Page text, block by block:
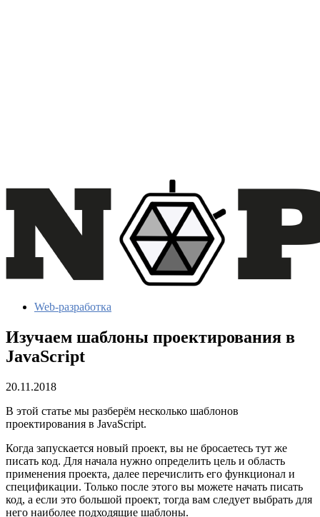
Web-разработка
Изучаем шаблоны проектирования в
JavaScript
20.11.2018
В этой статье мы разберём несколько шаблонов
проектирования в JavaScript.
Когда запускается новый проект, вы не бросаетесь тут же
писать код. Для начала нужно определить цель и область
применения проекта, далее перечислить его функционал и
спецификации. Только после этого вы можете начать писать
код, а если это большой проект, тогда вам следует выбрать для
него наиболее подходящие шаблоны.